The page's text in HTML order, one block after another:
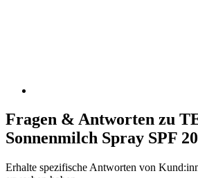
Fragen & Antworten zu
Sonnenmilch Spray SPF 20
Erhalte spezifische Antworten von